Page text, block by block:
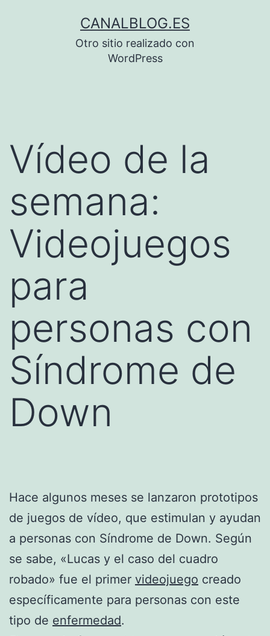
CANALBLOG.ES
Otro sitio realizado con
WordPress
Vídeo de la
semana:
Videojuegos
para
personas con
Síndrome de
Down
Hace algunos meses se lanzaron prototipos
de juegos de vídeo, que estimulan y ayudan
a personas con Síndrome de Down. Según
se sabe, «Lucas y el caso del cuadro
robado» fue el primer videojuego creado
específicamente para personas con este
tipo de enfermedad.